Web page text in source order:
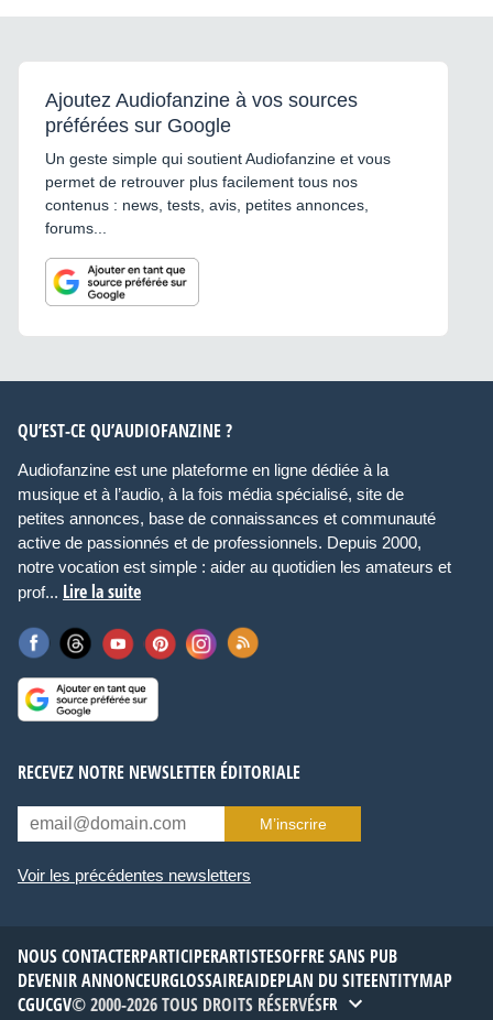
Ajoutez Audiofanzine à vos sources
préférées sur Google
Un geste simple qui soutient Audiofanzine et vous
permet de retrouver plus facilement tous nos
contenus : news, tests, avis, petites annonces,
forums...
QU’EST-CE QU’AUDIOFANZINE ?
Audiofanzine est une plateforme en ligne dédiée à la
musique et à l’audio, à la fois média spécialisé, site de
petites annonces, base de connaissances et communauté
active de passionnés et de professionnels. Depuis 2000,
notre vocation est simple : aider au quotidien les amateurs et
prof... Lire la suite
RECEVEZ NOTRE NEWSLETTER ÉDITORIALE
M’inscrire
Voir les précédentes newsletters
NOUS CONTACTERPARTICIPERARTISTESOFFRE SANS PUB
DEVENIR ANNONCEURGLOSSAIREAIDEPLAN DU SITEENTITYMAP
CGUCGV© 2000-2026 TOUS DROITS RÉSERVÉSFR